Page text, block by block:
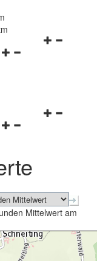
Navigationsmenü
Navigationsmenü
schließen
Mittelwert am